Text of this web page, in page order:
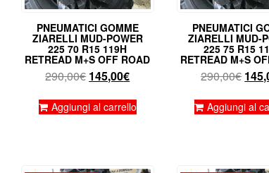
PNEUMATICI GOMME
ZIARELLI MUD-POWER
225 70 R15 119H
RETREAD M+S OFF ROAD
290,00€ Il
originale
145,00€Il
attuale
Aggiungi al carrello
PNEUMATICI
ZIARELLI MUD-
225 75 R15
RETREAD M+S
290,00€ Il
Aggiungi al